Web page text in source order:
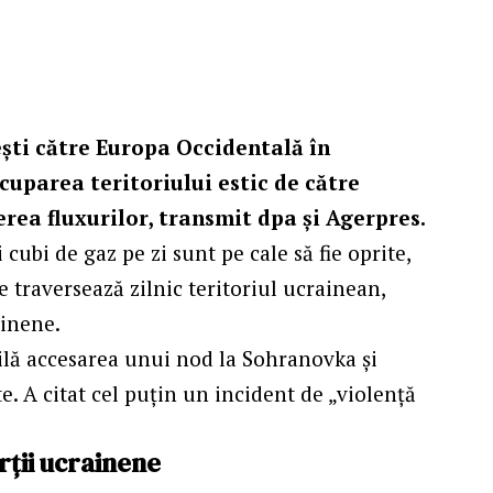
către Europa Occidentală în
teritoriului estic de către
fluxurilor, transmit dpa și Agerpres.
de gaz pe zi sunt pe cale să fie oprite,
traversează zilnic teritoriul ucrainean,
accesarea unui nod la Sohranovka şi
A citat cel puţin un incident de „violenţă
ucrainene